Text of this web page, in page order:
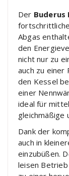
Der Buderus
Abgas
den
nicht nur zu
auch zu einer
den Kessel
einer
ideal für
gleichmäßige
Dank der
auch in
einzubüßen.
leisen Betrieb